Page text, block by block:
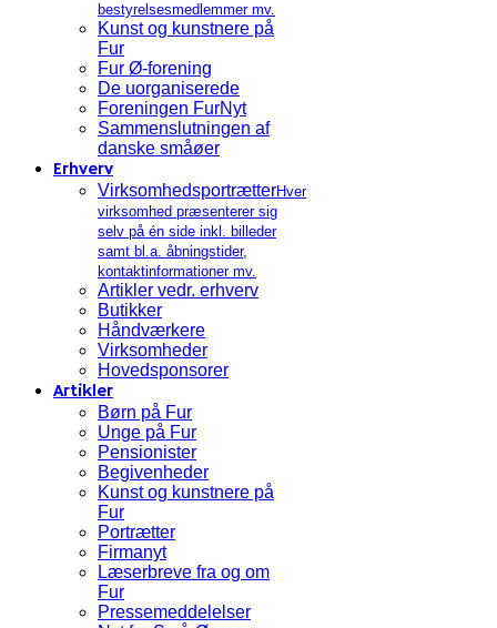
bestyrelsesmedlemmer mv.
Kunst og kunstnere på
Fur
Fur Ø-forening
De uorganiserede
Foreningen FurNyt
Sammenslutningen af
danske småøer
Erhverv
VirksomhedsportrætterHver
virksomhed præsenterer sig
selv på én side inkl. billeder
samt bl.a. åbningstider,
kontaktinformationer mv.
Artikler vedr. erhverv
Butikker
Håndværkere
Virksomheder
Hovedsponsorer
Artikler
Børn på Fur
Unge på Fur
Pensionister
Begivenheder
Kunst og kunstnere på
Fur
Portrætter
Firmanyt
Læserbreve fra og om
Fur
Pressemeddelelser